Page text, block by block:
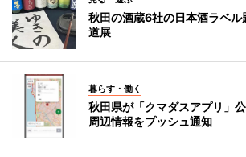
秋田の酒蔵6社の日本酒ラベ
道展
暮らす・働く
秋田県が「クマダスアプリ」
周辺情報をプッシュ通知